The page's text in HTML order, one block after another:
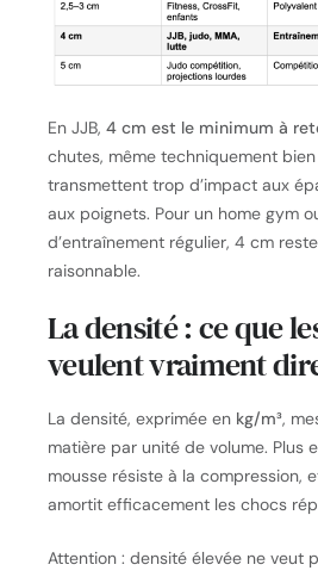
En JJB, 4 cm est le minimum à
chutes, même techniquement
transmettent trop d’impact aux
aux poignets. Pour un home gym
d’entraînement régulier, 4 cm
raisonnable.
La densité : ce que
veulent vraiment
La densité, exprimée en kg/m³,
matière par unité de volume. Plus
mousse résiste à la compression,
amortit efficacement les chocs
Attention : densité élevée ne veut